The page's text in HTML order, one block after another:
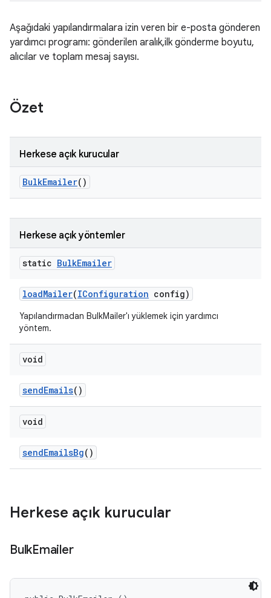
Aşağıdaki yapılandırmalara izin veren bir e-posta gönderen
yardımcı programı: gönderilen aralık,ilk gönderme boyutu,
alıcılar ve toplam mesaj sayısı.
Özet
Herkese açık kurucular
BulkEmailer()
Herkese açık yöntemler
static BulkEmailer
loadMailer(IConfiguration config)
Yapılandırmadan BulkMailer'ı yüklemek için yardımcı
yöntem.
void
sendEmails()
void
sendEmailsBg()
Herkese açık kurucular
BulkEmailer